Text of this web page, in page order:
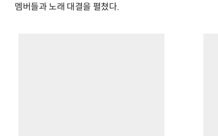
멤버들과 노래 대결을 펼쳤다.